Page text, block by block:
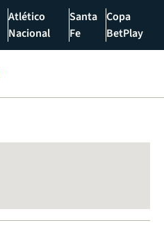
Atlético
Nacional
Santa
Fe
Copa
BetPlay